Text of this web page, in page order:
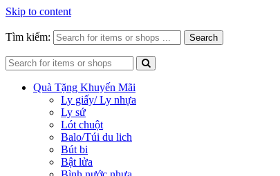
Skip to content
Tìm kiếm: Search
Quà Tặng Khuyến Mãi
Ly giấy/ Ly nhựa
Ly sứ
Lót chuột
Balo/Túi du lich
Bút bi
Bật lửa